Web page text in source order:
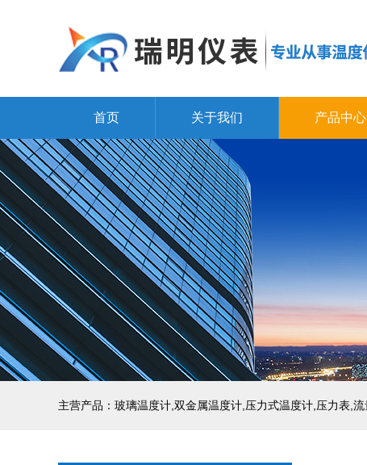
首页 关于我们 产品中心